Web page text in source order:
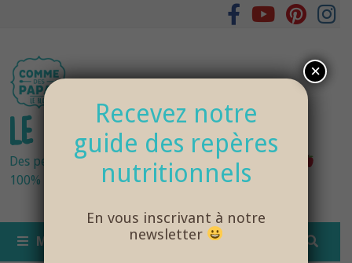
LE BLOG DES PAPAS
Des petits pots bébés fraîchement cuisinés
100% bio et de saison… et cela change tout !
MENU
Recevez notre
guide des repères
nutritionnels
En vous inscrivant à notre
newsletter
×